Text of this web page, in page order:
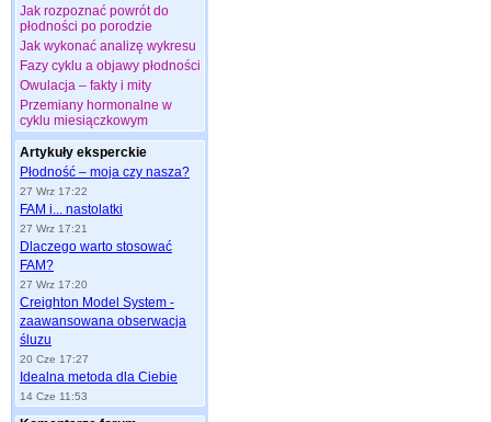
Jak rozpoznać powrót do
płodności po porodzie
Jak wykonać analizę wykresu
Fazy cyklu a objawy płodności
Owulacja – fakty i mity
Przemiany hormonalne w
cyklu miesiączkowym
Artykuły eksperckie
Płodność – moja czy nasza?
27 Wrz 17:22
FAM i... nastolatki
27 Wrz 17:21
Dlaczego warto stosować
FAM?
27 Wrz 17:20
Creighton Model System -
zaawansowana obserwacja
śluzu
20 Cze 17:27
Idealna metoda dla Ciebie
14 Cze 11:53